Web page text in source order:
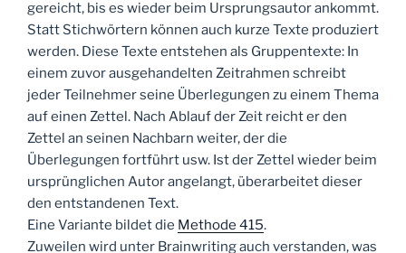
gereicht, bis es wieder beim Ursprungsautor ankommt.
Statt Stichwörtern können auch kurze Texte produziert
werden. Diese Texte entstehen als Gruppentexte: In
einem zuvor ausgehandelten Zeitrahmen schreibt
jeder Teilnehmer seine Überlegungen zu einem Thema
auf einen Zettel. Nach Ablauf der Zeit reicht er den
Zettel an seinen Nachbarn weiter, der die
Überlegungen fortführt usw. Ist der Zettel wieder beim
ursprünglichen Autor angelangt, überarbeitet dieser
den entstandenen Text.
Eine Variante bildet die Methode 415.
Zuweilen wird unter Brainwriting auch verstanden, was